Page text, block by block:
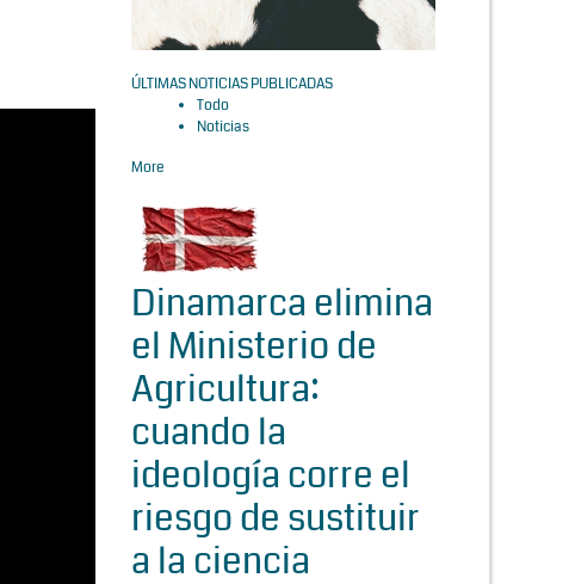
ÚLTIMAS NOTICIAS PUBLICADAS
Todo
Noticias
More
Dinamarca elimina
el Ministerio de
Agricultura:
cuando la
ideología corre el
riesgo de sustituir
a la ciencia